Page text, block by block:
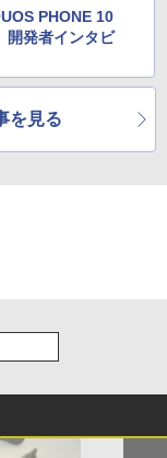
PHONE 10
開発者インタビ
を見る